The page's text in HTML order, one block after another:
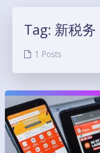
Tag: 新税务
1 Posts